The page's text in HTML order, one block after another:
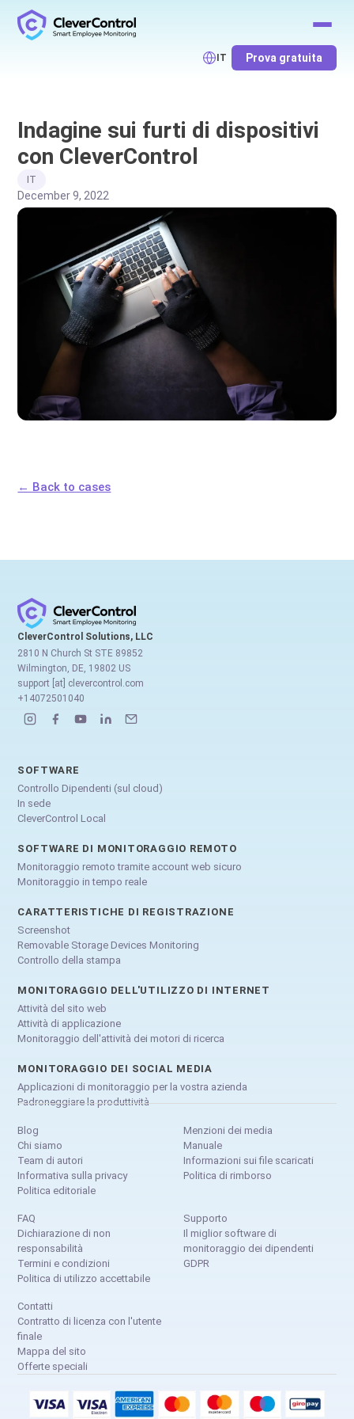
IT Prova gratuita
Indagine sui furti di dispositivi
con CleverControl
IT
December 9, 2022
← Back to cases
CleverControl Solutions, LLC
2810 N Church St STE 89852
Wilmington, DE, 19802 US
support [at] clevercontrol.com
+14072501040
SOFTWARE
Controllo Dipendenti (sul cloud)
In sede
CleverControl Local
SOFTWARE DI MONITORAGGIO REMOTO
Monitoraggio remoto tramite account web sicuro
Monitoraggio in tempo reale
CARATTERISTICHE DI REGISTRAZIONE
Screenshot
Removable Storage Devices Monitoring
Controllo della stampa
MONITORAGGIO DELL'UTILIZZO DI INTERNET
Attività del sito web
Attività di applicazione
Monitoraggio dell'attività dei motori di ricerca
MONITORAGGIO DEI SOCIAL MEDIA
Applicazioni di monitoraggio per la vostra azienda
Padroneggiare la produttività
Blog
Chi siamo
Team di autori
Informativa sulla privacy
Politica editoriale
Menzioni dei media
Manuale
Informazioni sui file scaricati
Politica di rimborso
FAQ
Dichiarazione di non
responsabilità
Termini e condizioni
Politica di utilizzo accettabile
Supporto
Il miglior software di
monitoraggio dei dipendenti
GDPR
Contatti
Contratto di licenza con l'utente
finale
Mappa del sito
Offerte speciali